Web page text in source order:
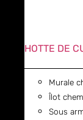
HOTTE DE
Murale
Îlot
Sous